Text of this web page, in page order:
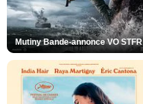
Mutiny Bande-annonce VO STFR